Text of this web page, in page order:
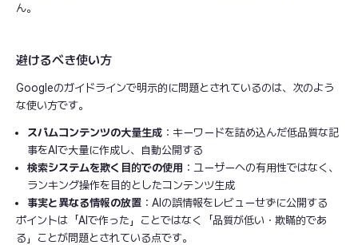
ん。
避けるべき使い方
Googleのガイドラインで明示的に問題とされているのは、次のよう
な使い方です。
スパムコンテンツの大量生成 ：キーワードを詰め込んだ低品質な記
事をAIで大量に作成し、自動公開する
検索システムを欺く目的での使用 ：ユーザーへの有用性ではなく、
ランキング操作を目的としたコンテンツ生成
事実と異なる情報の放置 ：AIの誤情報をレビューせずに公開する
ポイントは「AIで作った」ことではなく「品質が低い・欺瞞的であ
る」ことが問題とされている点です。